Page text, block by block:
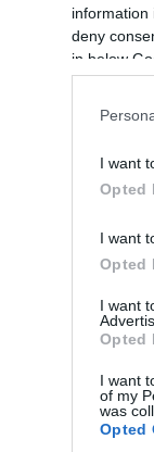
information
deny
in below
I want
Opted
I want
Opted
I want
Opted
I want
of my
was
Opted
παρακάτω